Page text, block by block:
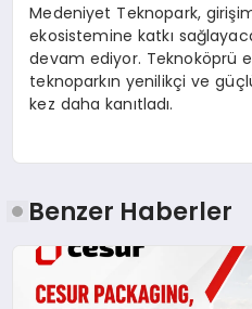
Medeniyet Teknopark,
ekosistemine katkı
devam ediyor. Teknoköprü
teknoparkın yenilikçi ve
kez daha kanıtladı.
Benzer Haberler